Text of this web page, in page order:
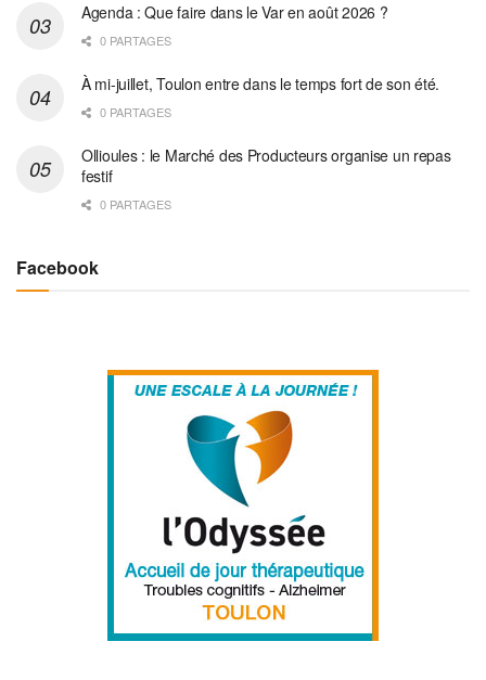
Agenda : Que faire dans le Var en août 2026 ?
0 PARTAGES
À mi-juillet, Toulon entre dans le temps fort de son été.
0 PARTAGES
Ollioules : le Marché des Producteurs organise un repas
festif
0 PARTAGES
Facebook